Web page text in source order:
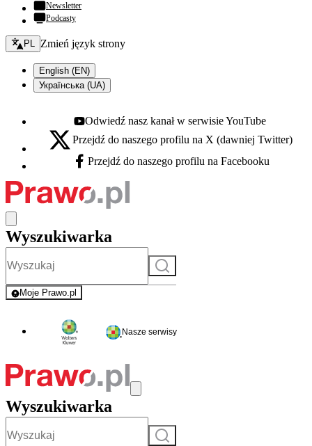
Newsletter
Podcasty
Zmień język - bieżący:
PL Zmień język strony
English (EN)
Українська (UA)
Youtube - otwiera się w nowej karcie
Odwiedź nasz kanał w serwisie YouTube
X - otwiera się w nowej karcie
Przejdź do naszego profilu na X (dawniej Twitter)
Facebook - otwiera się w nowej karcie
Przejdź do naszego profilu na Facebooku
Wyszukiwarka
Szukaj
Moje Prawo.pl
- rejestracja i logowanie do serwisu
Nasze serwisy
Wyszukiwarka
Szukaj